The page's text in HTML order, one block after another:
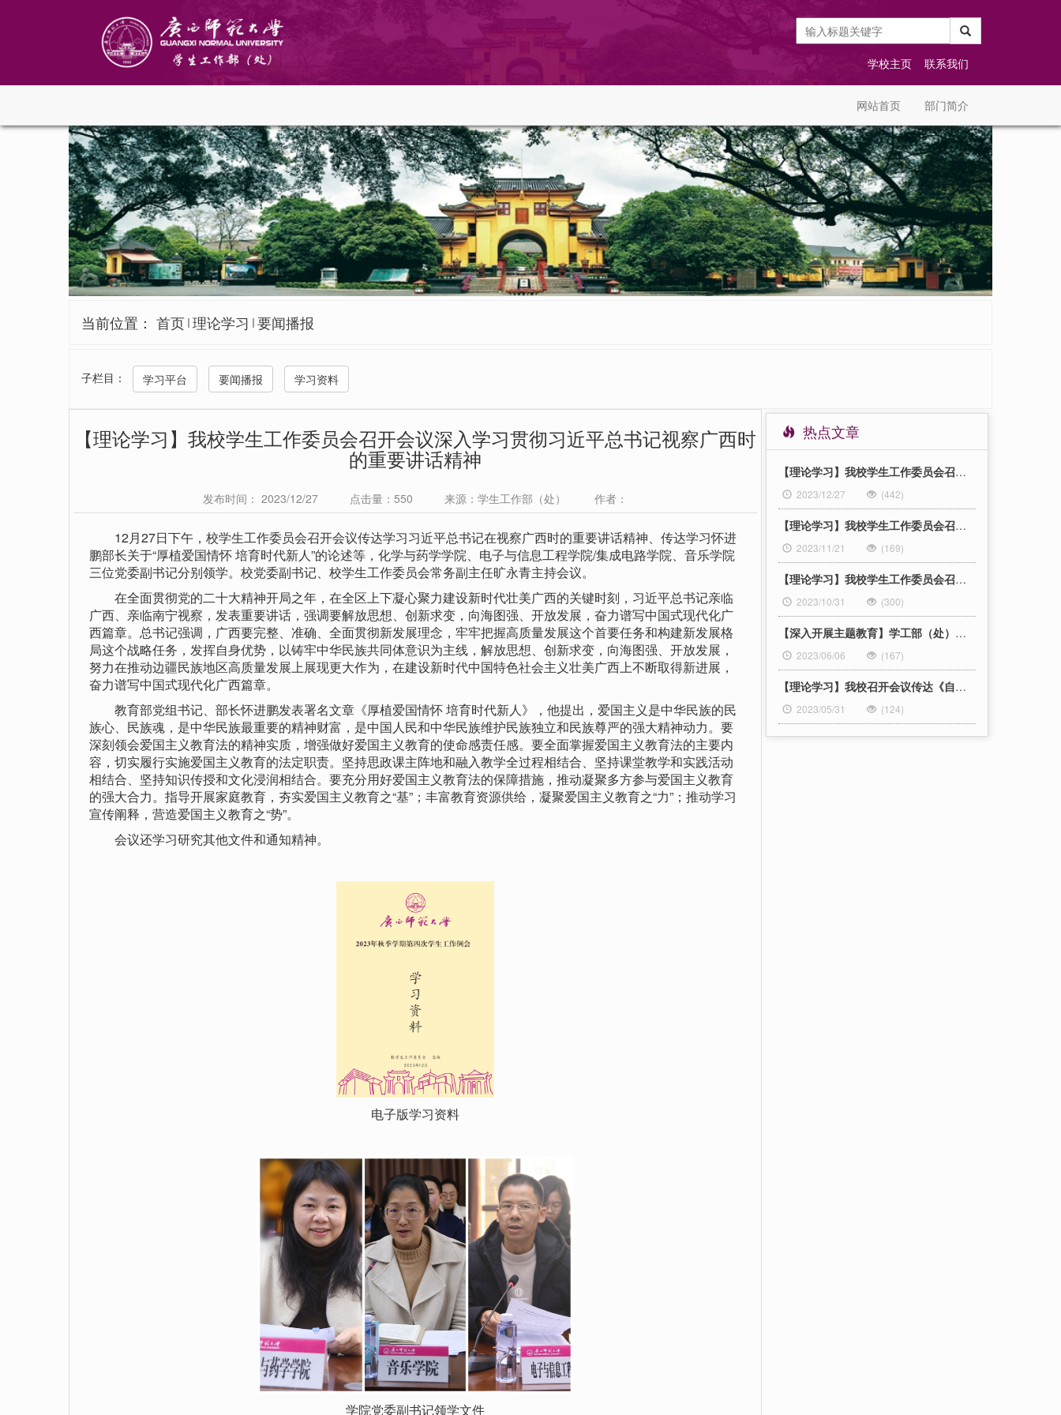
学校主页 联系我们
网站首页 部门简介
当前位置： 首页 理论学习 要闻播报
子栏目： 学习平台 要闻播报 学习资料
【理论学习】我校学生工作委员会召开会议深入学习贯彻习近平总书记视察广西时
的重要讲话精神
发布时间： 2023/12/27 点击量： 550 来源：学生工作部（处） 作者：
12月27日下午，校学生工作委员会召开会议传达学习习近平总书记在视察广西时的重要讲话精神、传达学习怀进
鹏部长关于“厚植爱国情怀 培育时代新人”的论述等，化学与药学学院、电子与信息工程学院/集成电路学院、音乐学院
三位党委副书记分别领学。校党委副书记、校学生工作委员会常务副主任旷永青主持会议。
在全面贯彻党的二十大精神开局之年，在全区上下凝心聚力建设新时代壮美广西的关键时刻，习近平总书记亲临
广西、亲临南宁视察，发表重要讲话，强调要解放思想、创新求变，向海图强、开放发展，奋力谱写中国式现代化广
西篇章。总书记强调，广西要完整、准确、全面贯彻新发展理念，牢牢把握高质量发展这个首要任务和构建新发展格
局这个战略任务，发挥自身优势，以铸牢中华民族共同体意识为主线，解放思想、创新求变，向海图强、开放发展，
努力在推动边疆民族地区高质量发展上展现更大作为，在建设新时代中国特色社会主义壮美广西上不断取得新进展，
奋力谱写中国式现代化广西篇章。
教育部党组书记、部长怀进鹏发表署名文章《厚植爱国情怀 培育时代新人》，他提出，爱国主义是中华民族的民
族心、民族魂，是中华民族最重要的精神财富，是中国人民和中华民族维护民族独立和民族尊严的强大精神动力。要
深刻领会爱国主义教育法的精神实质，增强做好爱国主义教育的使命感责任感。要全面掌握爱国主义教育法的主要内
容，切实履行实施爱国主义教育的法定职责。坚持思政课主阵地和融入教学全过程相结合、坚持课堂教学和实践活动
相结合、坚持知识传授和文化浸润相结合。要充分用好爱国主义教育法的保障措施，推动凝聚多方参与爱国主义教育
的强大合力。指导开展家庭教育，夯实爱国主义教育之“基”；丰富教育资源供给，凝聚爱国主义教育之“力”；推动学习
宣传阐释，营造爱国主义教育之“势”。
会议还学习研究其他文件和通知精神。
电子版学习资料
学院党委副书记领学文件
热点文章
【理论学习】我校学生工作委员会召开会议深入学习贯彻习近平总书记视察广西时的重要讲话精神
2023/12/27 (442)
【理论学习】我校学生工作委员会召开会议传达学习习近平总书记系列重要讲话精神
2023/11/21 (169)
【理论学习】我校学生工作委员会召开会议传达学习上级重要讲话精神和重要通知精神
2023/10/31 (300)
【深入开展主题教育】学工部（处）党支部开展学习贯彻习近平新时代中国特色社会主义思想主题教育理论学习研讨会
2023/06/06 (167)
【理论学习】我校召开会议传达《自治区教育厅办公室关于转发教育部办公厅开展2023届高校毕业生就业“百日冲刺”行动的通知》等文件精神
2023/05/31 (124)